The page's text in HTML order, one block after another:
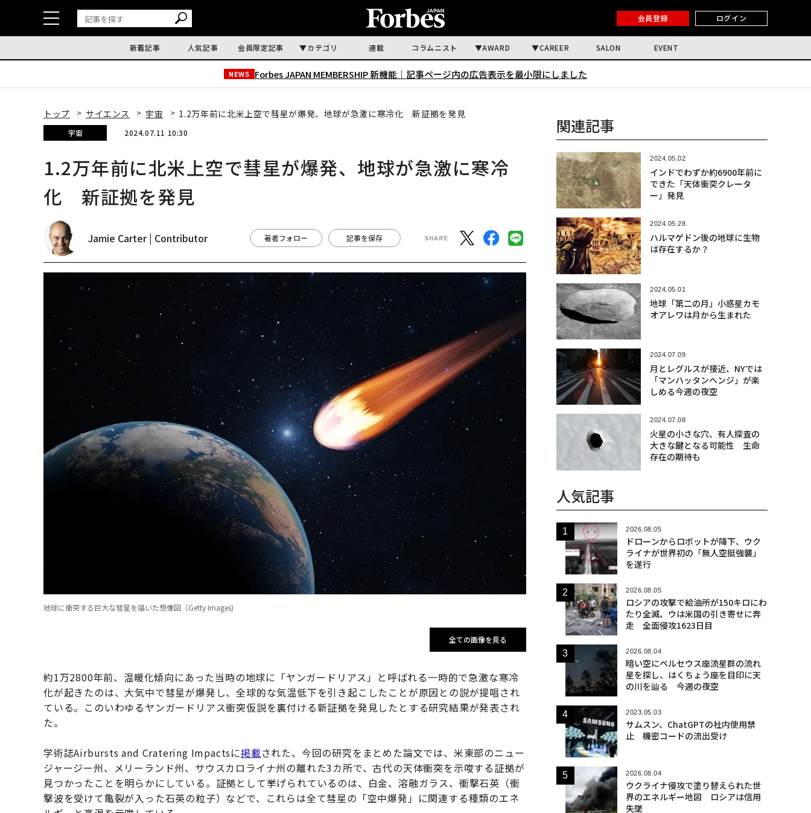
会員登録 ログイン
新着記事 人気記事 会員限定記事 カテゴリ 連載 コラムニスト AWARD CAREER SALON EVENT
NEWS Forbes JAPAN MEMBERSHIP 新機能｜ 記事ページ内の広告表示を最小限にしました
トップ サイエンス 宇宙 1.2万年前に北米上空で彗星が爆発、地球が急激に寒冷化 新証拠を発見
宇宙 2024.07.11 10:30
1.2万年前に北米上空で彗星が爆発、地球が急激に寒冷
化 新証拠を発見
Jamie Carter | Contributor 著者フォロー 記事を保存
地球に衝突する巨大な彗星を描いた想像図（Getty Images)
全ての画像を見る
約1万2800年前、温暖化傾向にあった当時の地球に「ヤンガードリアス」と呼ばれる一時的で急激な寒冷
化が起きたのは、大気中で彗星が爆発し、全球的な気温低下を引き起こしたことが原因との説が提唱され
ている。このいわゆるヤンガードリアス衝突仮説を裏付ける新証拠を発見したとする研究結果が発表され
た。
学術誌Airbursts and Cratering Impactsに掲載された、今回の研究をまとめた論文では、米東部のニュー
ジャージー州、メリーランド州、サウスカロライナ州の離れた3カ所で、古代の天体衝突を示唆する証拠が
見つかったことを明らかにしている。証拠として挙げられているのは、白金、溶融ガラス、衝撃石英（衝
撃波を受けて亀裂が入った石英の粒子）などで、これらは全て彗星の「空中爆発」に関連する種類のエネ
関連記事
2024.05.02
インドでわずか約6900年前に
できた「天体衝突クレータ
ー」発見
2024.05.28
ハルマゲドン後の地球に生物
は存在するか？
2024.05.01
地球「第二の月」小惑星カモ
オアレワは月から生まれた
2024.07.09
月とレグルスが接近、NYでは
「マンハッタンヘンジ」が楽
しめる今週の夜空
2024.07.08
火星の小さな穴、有人探査の
大きな鍵となる可能性 生命
存在の期待も
人気記事
2026.08.05
ドローンからロボットが降下、ウク
ライナが世界初の「無人空挺強襲」
を遂行
2026.08.05
ロシアの攻撃で給油所が150キロにわ
たり全滅、ウは米国の引き寄せに奔
走 全面侵攻1623日目
2026.08.04
暗い空にペルセウス座流星群の流れ
星を探し、はくちょう座を目印に天
の川を辿る 今週の夜空
2023.05.03
サムスン、ChatGPTの社内使用禁
止 機密コードの流出受け
2026.08.04
ウクライナ侵攻で塗り替えられた世
界のエネルギー地図 ロシアは信用
失墜